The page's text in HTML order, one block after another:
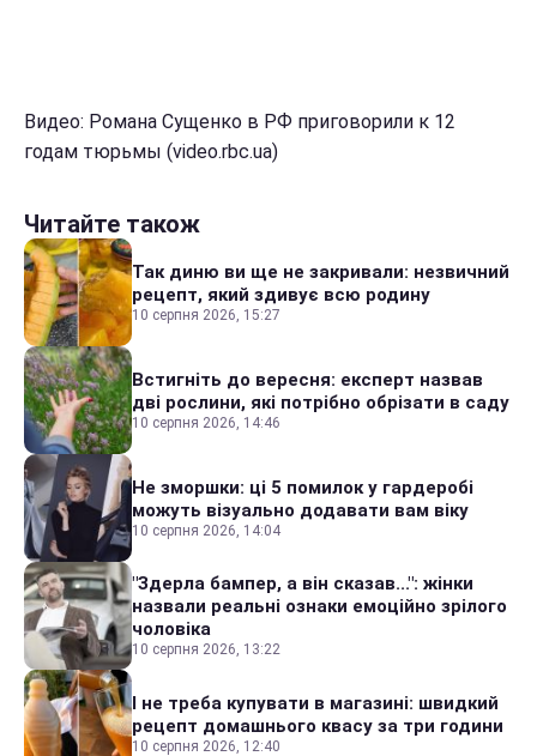
Видео: Романа Сущенко в РФ приговорили к 12
годам тюрьмы (video.rbc.ua)
Читайте також
Так диню ви ще не закривали: незвичний
рецепт, який здивує всю родину
10 серпня 2026, 15:27
Встигніть до вересня: експерт назвав
дві рослини, які потрібно обрізати в саду
10 серпня 2026, 14:46
Не зморшки: ці 5 помилок у гардеробі
можуть візуально додавати вам віку
10 серпня 2026, 14:04
"Здерла бампер, а він сказав...": жінки
назвали реальні ознаки емоційно зрілого
чоловіка
10 серпня 2026, 13:22
І не треба купувати в магазині: швидкий
рецепт домашнього квасу за три години
10 серпня 2026, 12:40